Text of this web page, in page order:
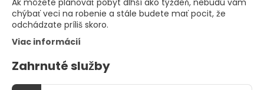
Ak môžete plánovať pobyt dlhší ako týždeň, nebudú vám
chýbať veci na robenie a stále budete mať pocit, že
odchádzate príliš skoro.
Viac informácií
Zahrnuté služby